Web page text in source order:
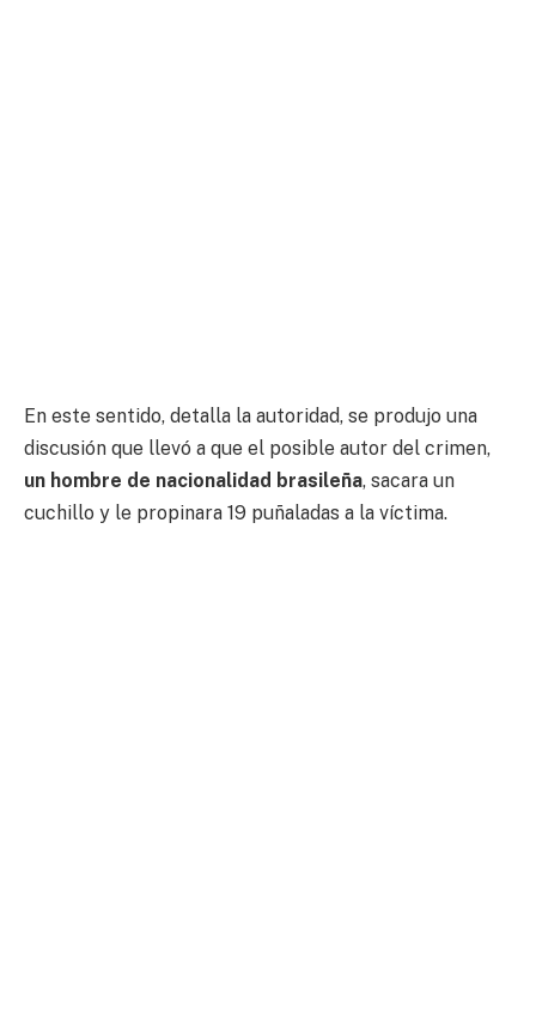
En este sentido, detalla la autoridad, se produjo una
discusión que llevó a que el posible autor del crimen,
un hombre de nacionalidad brasileña, sacara un
cuchillo y le propinara 19 puñaladas a la víctima.